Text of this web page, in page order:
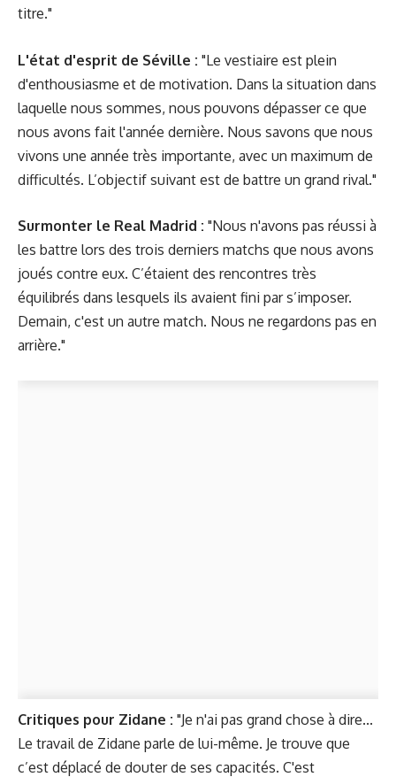
titre."
L'état d'esprit de Séville : "Le vestiaire est plein
d'enthousiasme et de motivation. Dans la situation dans
laquelle nous sommes, nous pouvons dépasser ce que
nous avons fait l'année dernière. Nous savons que nous
vivons une année très importante, avec un maximum de
difficultés. L’objectif suivant est de battre un grand rival."
Surmonter le Real Madrid : "Nous n'avons pas réussi à
les battre lors des trois derniers matchs que nous avons
joués contre eux. C’étaient des rencontres très
équilibrés dans lesquels ils avaient fini par s’imposer.
Demain, c'est un autre match. Nous ne regardons pas en
arrière."
Critiques pour Zidane : "Je n'ai pas grand chose à dire...
Le travail de Zidane parle de lui-même. Je trouve que
c’est déplacé de douter de ses capacités. C'est